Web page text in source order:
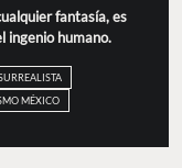
fantasía, es
ingenio humano.
MÉXICO